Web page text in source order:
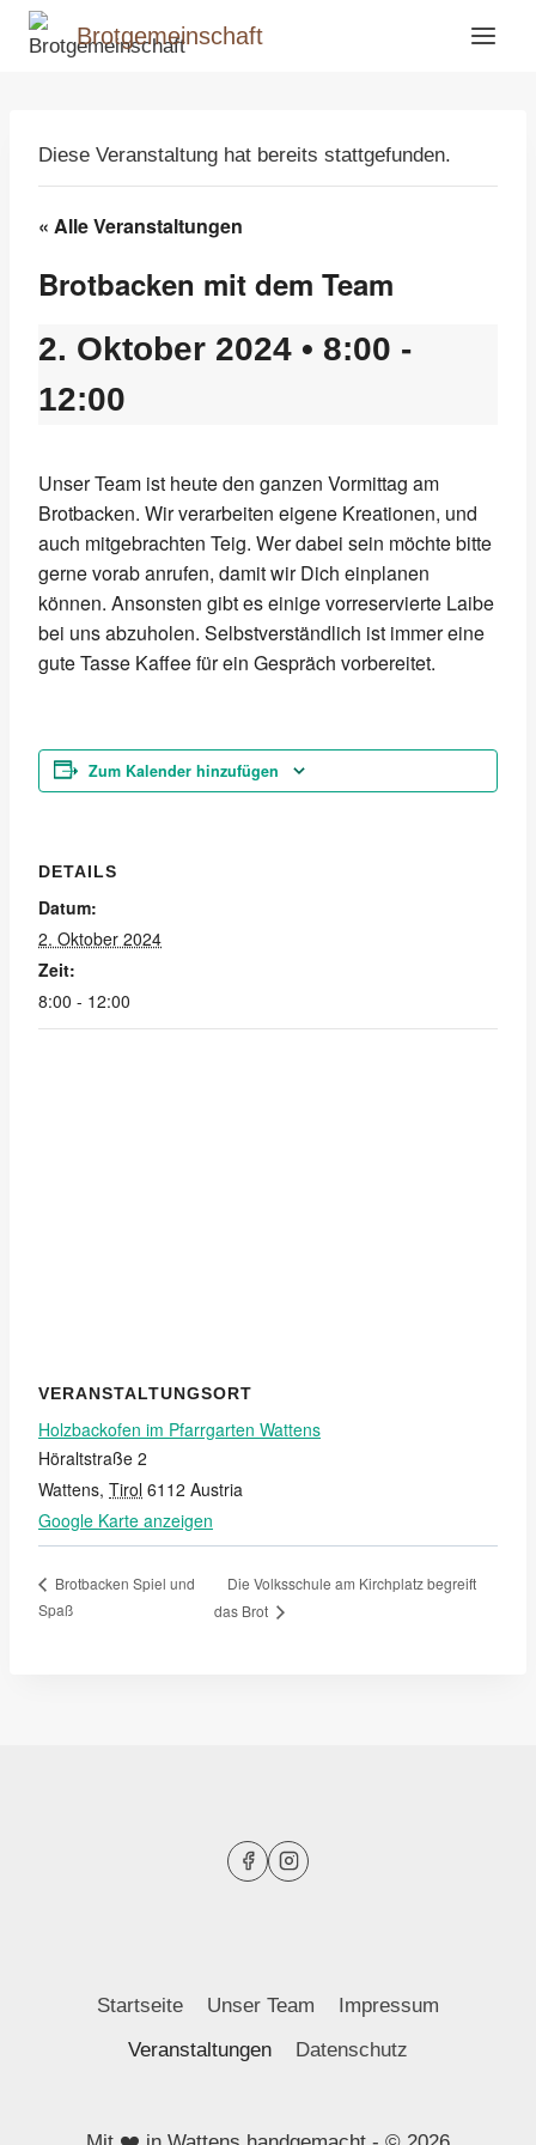
Zum
Inhalt
Brotgemeinschaft
Diese Veranstaltung hat bereits stattgefunden.
« Alle Veranstaltungen
Brotbacken mit dem Team
2. Oktober 2024 • 8:00 -
12:00
Unser Team ist heute den ganzen Vormittag am
Brotbacken. Wir verarbeiten eigene Kreationen, und
auch mitgebrachten Teig. Wer dabei sein möchte bitte
gerne vorab anrufen, damit wir Dich einplanen
können. Ansonsten gibt es einige vorreservierte Laibe
bei uns abzuholen. Selbstverständlich ist immer eine
gute Tasse Kaffee für ein Gespräch vorbereitet.
Zum Kalender hinzufügen
DETAILS
Datum:
2. Oktober 2024
Zeit:
8:00 - 12:00
VERANSTALTUNGSORT
Holzbackofen im Pfarrgarten Wattens
Höraltstraße 2
Wattens, Tirol 6112 Austria
Google Karte anzeigen
Brotbacken Spiel und
Spaß
Die Volksschule am Kirchplatz begreift
das Brot
Startseite Unser Team
Impressum
Veranstaltungen
Datenschutz